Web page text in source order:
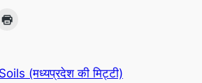
(मध्यप्रदेश की मिट्टी)